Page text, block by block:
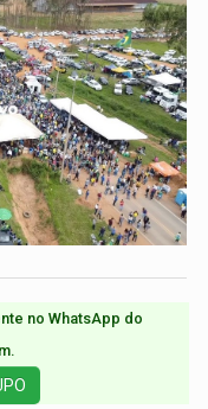
no WhatsApp do